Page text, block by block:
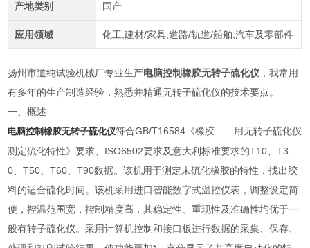
产地类别 国产
应用领域 化工,建材/家具,道路/轨道/船舶,汽车及零部件
扬州市道纯试验机械厂专业生产电脑控制橡胶无转子硫化仪 ，我常用
有多年的生产制造经验，熟悉并精通无转子硫化仪的技术要点。
一、概述
电脑控制橡胶无转子硫化仪符合GB/T16584《橡胶——用无转子硫化仪
测定硫化特性》要求、ISO6502要求及意大利标准要求的T10、T3
0、T50、T60、T90数据。该机用于测定未硫化橡胶的特性，找出胶
料的适合硫化时间。该机采用进口智能数字式温控仪表，调整设定简
便，控温范围宽，控制精度高，其稳定性、重现性及准确性均优于一
般有转子硫化仪。采用计算机控制和接口板进行数据的采集、保存、